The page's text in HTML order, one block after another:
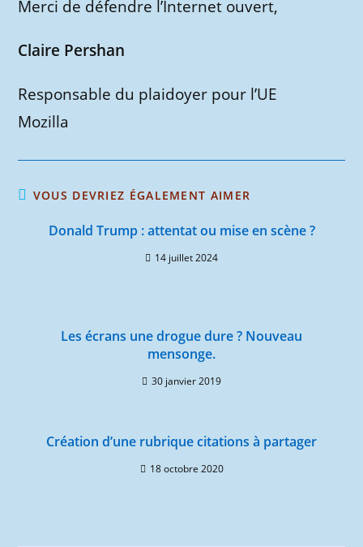
Merci de défendre l’Internet ouvert,
Claire Pershan
Responsable du plaidoyer pour l’UE
Mozilla
VOUS DEVRIEZ ÉGALEMENT AIMER
Donald Trump : attentat ou mise en scène ?
14 juillet 2024
Les écrans une drogue dure ? Nouveau
mensonge.
30 janvier 2019
Création d’une rubrique citations à partager
18 octobre 2020